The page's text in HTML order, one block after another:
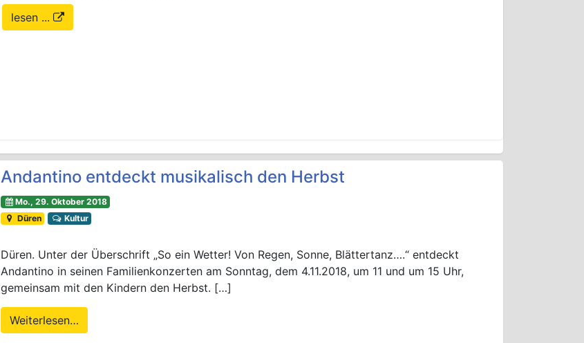
lesen ...
Andantino entdeckt musikalisch den Herbst
Mo., 29. Oktober 2018
Düren
Kultur
Düren. Unter der Überschrift „So ein Wetter! Von Regen, Sonne, Blättertanz….“ entdeckt
Andantino in seinen Familienkonzerten am Sonntag, dem 4.11.2018, um 11 und um 15 Uhr,
gemeinsam mit den Kindern den Herbst. […]
Weiterlesen…